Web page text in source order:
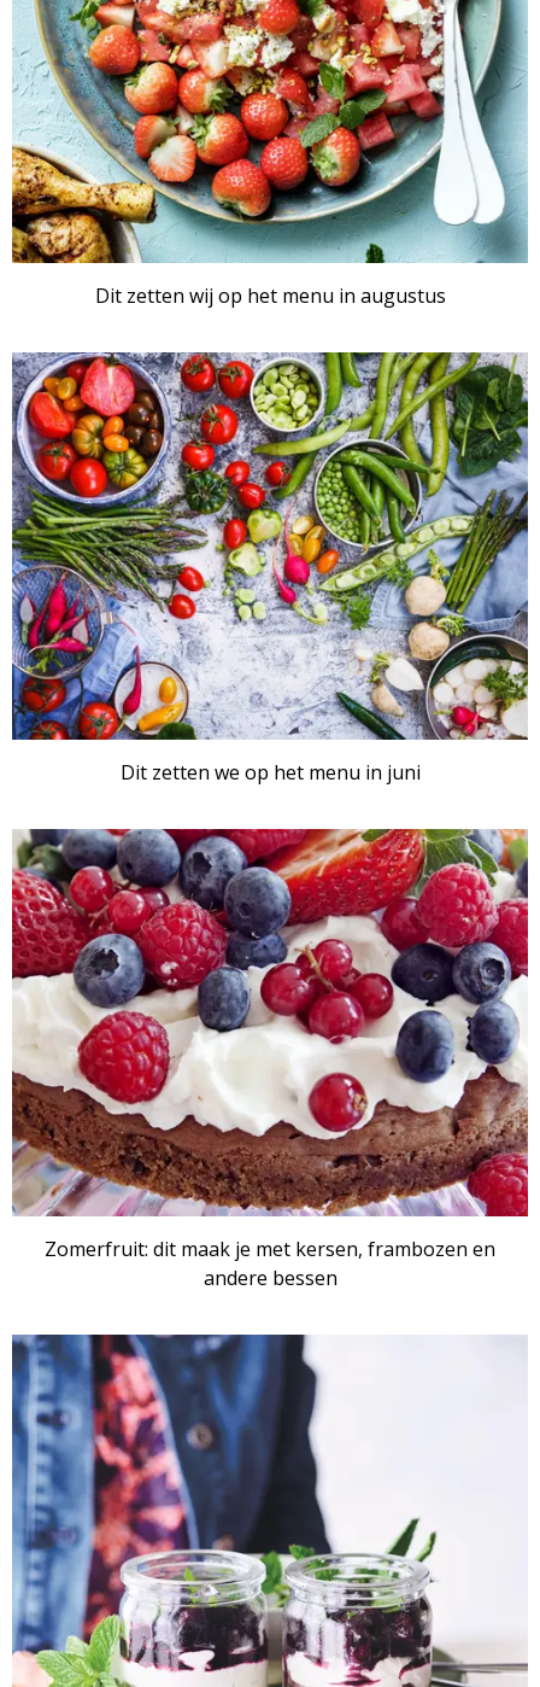
Dit zetten wij op het menu in augustus
ARTIKEL
Dit zetten we op het menu in juni
ARTIKEL
Zomerfruit: dit maak je met kersen, frambozen en
andere bessen